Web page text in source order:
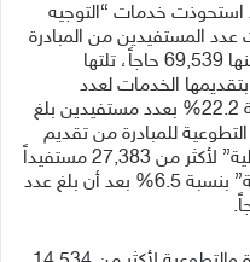
استحوذت خدمات “التوجيه
المستفيدين من المبادرة
بنسبة بلغت 28,4% بعد ان استفاد منها 69,539 حاجاً، تلتها
اللوجستية” بنسبة 25.4% بتقديمها الخدمات لعدد
62,152 حاجاً، فخدمات الترجمة بنسبة 22.2% بعدد مستفيدين بلغ
التطوعية للمبادرة من تقديم
خدماتها ضمن مسار “الإسعافات الأولية” لأكثر من 27,383 مستفيداً
بنسبة 11.2% وأخيراً “الخدمات الطبية” بنسبة 6.5% بعد أن بلغ عدد